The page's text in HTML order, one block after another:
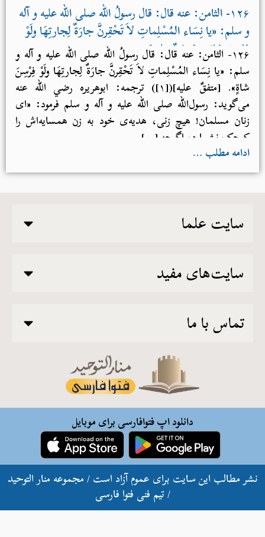
۱۲۶- الثامن: عنه قال: قال رسولُ الله صلی الله علیه و آله
و سلم: «يا نِسَاء المُسْلِماتِ لاَ تَحْقِرنَّ جارَةٌ لِجارتِهَا ولَوْ
فِرْسِنَ شاةٍ». [متفقٌ عليه]
۱۲۶- الثامن: عنه قال: قال رسولُ الله صلی الله علیه و آله و
سلم: «يا نِسَاء المُسْلِماتِ لاَ تَحْقِرنَّ جارَةٌ لِجارتِهَا ولَوْ فِرْسِنَ
شاةٍ». [متفقٌ عليه]([۱]) ترجمه: ابوهریره رضي الله عنه
می‌گوید: رسول‌الله صلی الله علیه و آله و سلم فرمود: «ای
زنان مسلمان! هیچ زنی، هدیه‌ی خود به زن همسایه‌اش را
کوچک نشمارد، اگرچه […]
ادامه مطلب …
سایت علما
سایت‌های مفید
تماس با ما
دانلود اپ فتوافارسی برای موبایل
مطالب این سایت برای عموم آزاد است / مجموعه منار التوحید
/ تيم فنی فتوا فارسی